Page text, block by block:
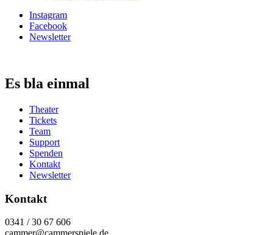
Instagram
Facebook
Newsletter
Es bla einmal
Theater
Tickets
Team
Support
Spenden
Kontakt
Newsletter
Kontakt
0341 / 30 67 606